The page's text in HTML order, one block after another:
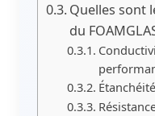
Quelles sont
du